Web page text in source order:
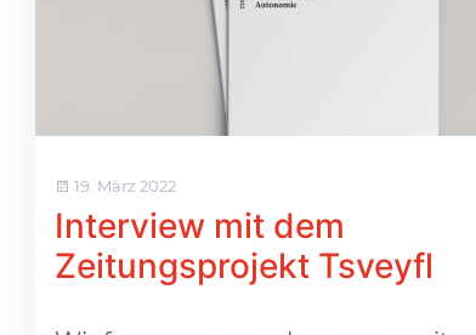
19. März 2022
Interview mit dem
Zeitungsprojekt Tsveyfl